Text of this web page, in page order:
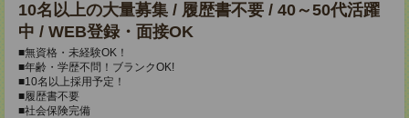
10名以上の大量募集 / 履歴書不要 / 40～50代活躍
中 / WEB登録・面接OK
■無資格・未経験OK！
■年齢・学歴不問！ブランクOK!
■10名以上採用予定！
■履歴書不要
■社会保険完備